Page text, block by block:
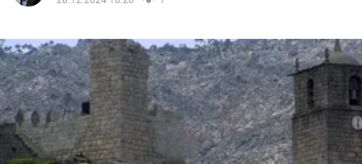
Polityka
Społeczeństwo
Wojna na Ukrainie